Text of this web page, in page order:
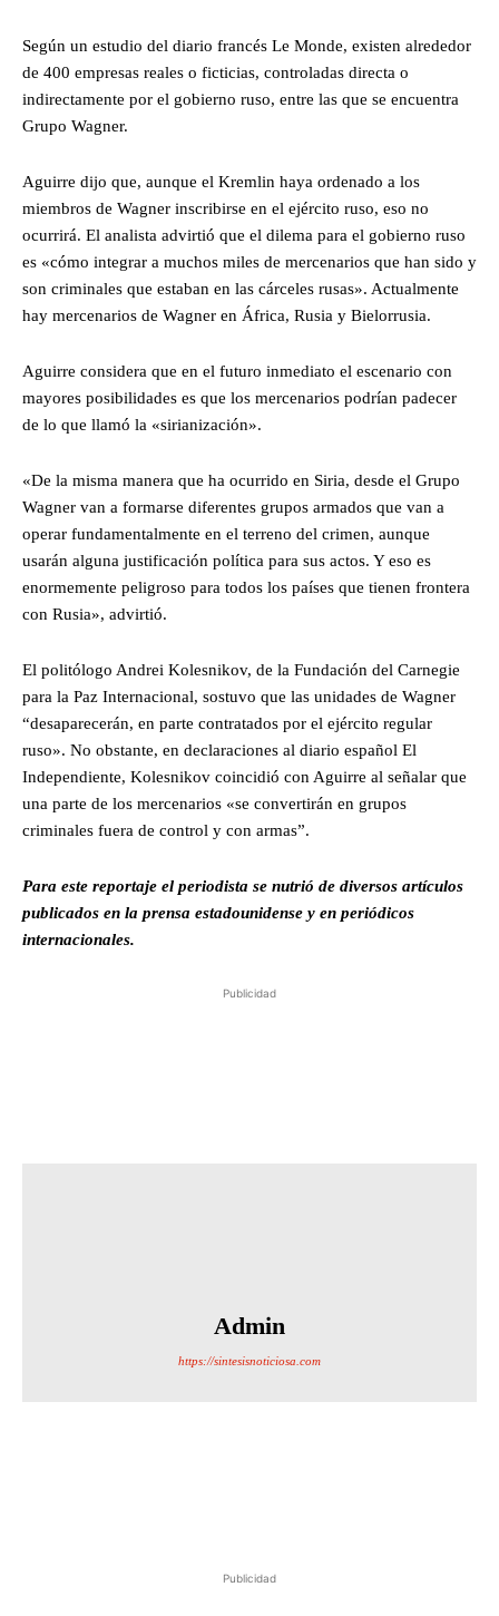
Según un estudio del diario francés Le Monde, existen alrededor
de 400 empresas reales o ficticias, controladas directa o
indirectamente por el gobierno ruso, entre las que se encuentra
Grupo Wagner.
Aguirre dijo que, aunque el Kremlin haya ordenado a los
miembros de Wagner inscribirse en el ejército ruso, eso no
ocurrirá. El analista advirtió que el dilema para el gobierno ruso
es «cómo integrar a muchos miles de mercenarios que han sido y
son criminales que estaban en las cárceles rusas». Actualmente
hay mercenarios de Wagner en África, Rusia y Bielorrusia.
Aguirre considera que en el futuro inmediato el escenario con
mayores posibilidades es que los mercenarios podrían padecer
de lo que llamó la «sirianización».
«De la misma manera que ha ocurrido en Siria, desde el Grupo
Wagner van a formarse diferentes grupos armados que van a
operar fundamentalmente en el terreno del crimen, aunque
usarán alguna justificación política para sus actos. Y eso es
enormemente peligroso para todos los países que tienen frontera
con Rusia», advirtió.
El politólogo Andrei Kolesnikov, de la Fundación del Carnegie
para la Paz Internacional, sostuvo que las unidades de Wagner
“desaparecerán, en parte contratados por el ejército regular
ruso». No obstante, en declaraciones al diario español El
Independiente, Kolesnikov coincidió con Aguirre al señalar que
una parte de los mercenarios «se convertirán en grupos
criminales fuera de control y con armas”.
Para este reportaje el periodista se nutrió de diversos artículos
publicados en la prensa estadounidense y en periódicos
internacionales.
Publicidad
Admin
https://sintesisnoticiosa.com
Publicidad